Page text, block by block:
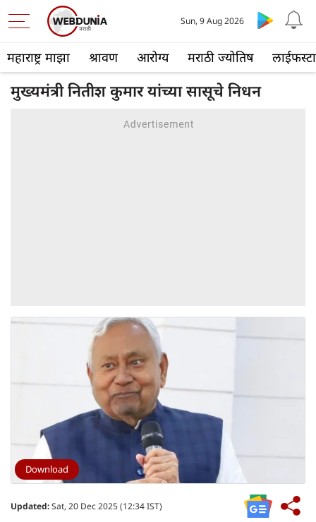
महाराष्ट्र माझा श्रावण आरोग्य मराठी ज्योतिष
Sun, 9 Aug 2026
मुख्यमंत्री नितीश कुमार यांच्या सासूचे निधन
Download
Updated:Sat, 20 Dec 2025 (12:34 IST)